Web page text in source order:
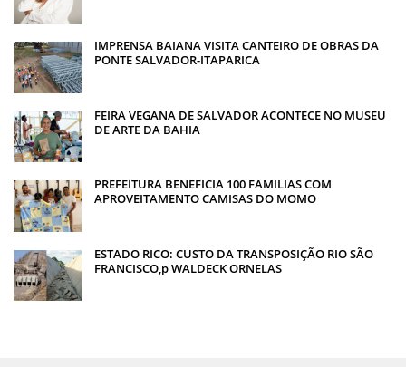
IMPRENSA BAIANA VISITA CANTEIRO DE OBRAS DA
PONTE SALVADOR-ITAPARICA
FEIRA VEGANA DE SALVADOR ACONTECE NO MUSEU
DE ARTE DA BAHIA
PREFEITURA BENEFICIA 100 FAMILIAS COM
APROVEITAMENTO CAMISAS DO MOMO
ESTADO RICO: CUSTO DA TRANSPOSIÇÃO RIO SÃO
FRANCISCO,p WALDECK ORNELAS